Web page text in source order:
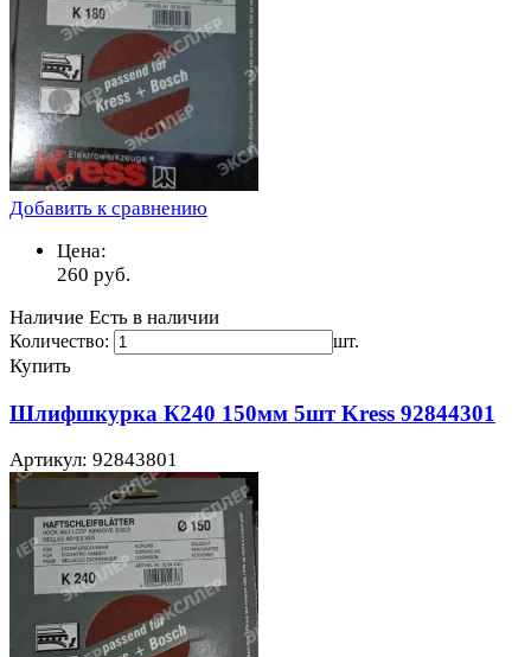
Добавить к сравнению
Цена:
260 руб.
Наличие Есть в наличии
Количество: шт.
Купить
Шлифшкурка К240 150мм 5шт Kress 92844301
Артикул: 92843801